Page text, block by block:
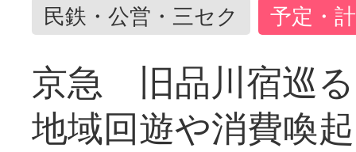
民鉄・公営・三セク 予定・
京急 旧品川宿巡
地域回遊や消費喚起